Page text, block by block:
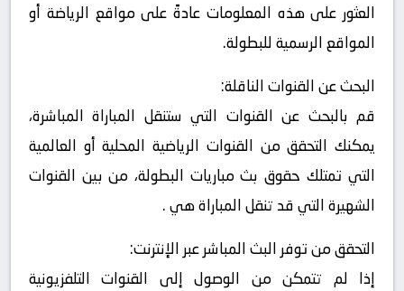
العثور على هذه المعلومات عادةً على مواقع الرياضة أو
المواقع الرسمية للبطولة.
البحث عن القنوات الناقلة:
قم بالبحث عن القنوات التي ستنقل المباراة المباشرة،
يمكنك التحقق من القنوات الرياضية المحلية أو العالمية
التي تمتلك حقوق بث مباريات البطولة، من بين القنوات
الشهيرة التي قد تنقل المباراة هي .
التحقق من توفر البث المباشر عبر الإنترنت:
إذا لم تتمكن من الوصول إلى القنوات التلفزيونية